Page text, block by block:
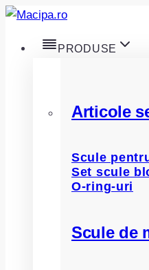
Skip
content
PRODUSE
Articole
Scule
Set scule
O-ring-uri
Scule de